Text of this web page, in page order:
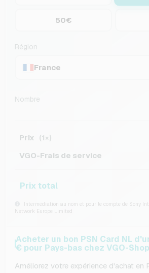
50€
Région
France
Nombre
Prix (1×)
VGO-Frais de service
Prix total
Intermédiation au nom et pour le compte de Sony
Network Europe Limited
Acheter un bon PSN Card NL
€ pour Pays-bas chez VGO-
Améliorez votre expérience d'achat en